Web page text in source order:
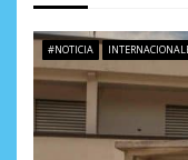
d
e
e
n
#NOTICIA